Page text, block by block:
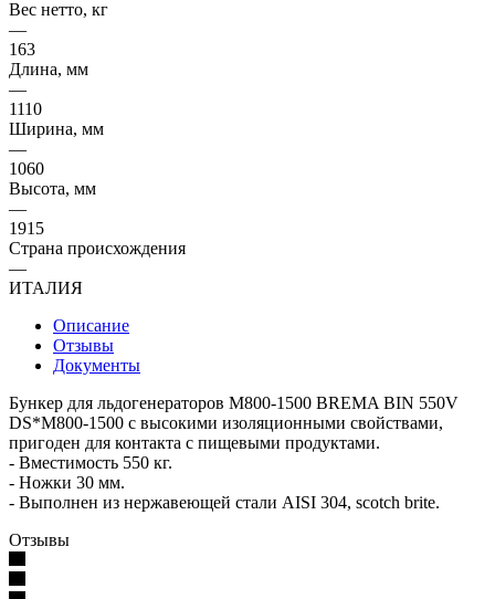
Вес нетто, кг
—
163
Длина, мм
—
1110
Ширина, мм
—
1060
Высота, мм
—
1915
Страна происхождения
—
ИТАЛИЯ
Описание
Отзывы
Документы
Бункер для льдогенераторов M800-1500 BREMA BIN 550V
DS*M800-1500 с высокими изоляционными свойствами,
пригоден для контакта с пищевыми продуктами.
- Вместимость 550 кг.
- Ножки 30 мм.
- Выполнен из нержавеющей стали AISI 304, scotch brite.
Отзывы